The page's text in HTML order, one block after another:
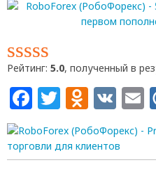
Рейтинг: 5.0, полученный в
Facebook
Twitter
VK